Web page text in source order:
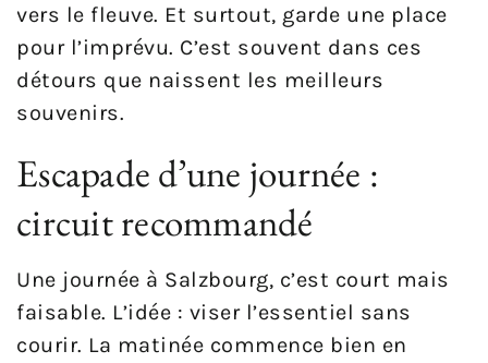
vers le fleuve. Et surtout, garde une place
pour l’imprévu. C’est souvent dans ces
détours que naissent les meilleurs
souvenirs.
Escapade d’une journée :
circuit recommandé
Une journée à Salzbourg, c’est court mais
faisable. L’idée : viser l’essentiel sans
courir. La matinée commence bien en